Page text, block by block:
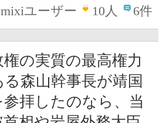
mixiユーザー
10人 6件
の実質の最高権力
森山幹事長が靖国
拝したのなら、当